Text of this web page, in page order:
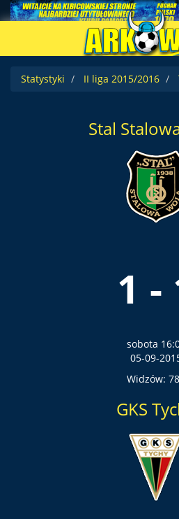
Statystyki
II liga 2015/2016
Stal
1 -
sobota
05-09-
Widzów:
GKS